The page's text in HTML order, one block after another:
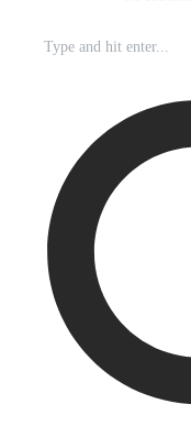
pour